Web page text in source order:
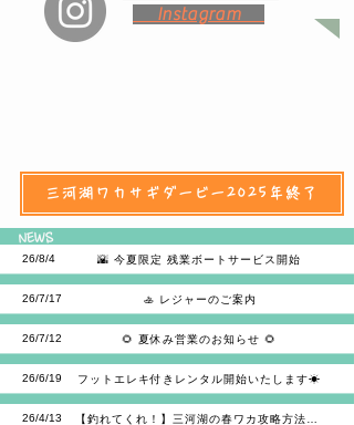
Instagram
三河湖ワカサギダービー2025年終了
NEWS
26/8/4 🌇 今夏限定 残業ボートサービス開始
26/7/17 🚣 レジャーのご案内
26/7/12 🌻 夏休み営業のお知らせ 🌻
26/6/19 フットエレキ付きレンタル開始いたします☀
26/4/13